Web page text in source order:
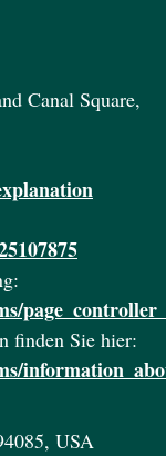
Canal Square,
finden Sie hier:
USA